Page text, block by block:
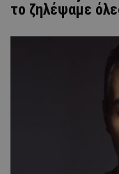
το ζηλέψαμε